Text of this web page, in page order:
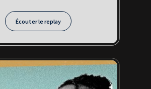
Écouter le replay